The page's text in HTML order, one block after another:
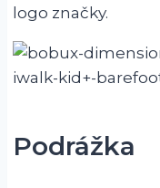
logo značky.
Podrážka